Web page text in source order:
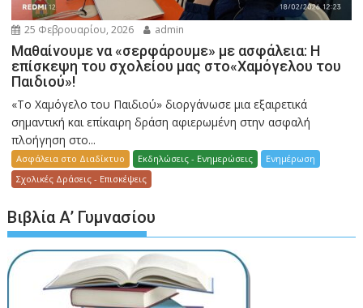
25 Φεβρουαρίου, 2026 admin
Μαθαίνουμε να «σερφάρουμε» με ασφάλεια: Η
επίσκεψη του σχολείου μας στο«Χαμόγελου του
Παιδιού»!
«Το Χαμόγελο του Παιδιού» διοργάνωσε μια εξαιρετικά
σημαντική και επίκαιρη δράση αφιερωμένη στην ασφαλή
πλοήγηση στο...
Ασφάλεια στο Διαδίκτυο Εκδηλώσεις - Ενημερώσεις
Ενημέρωση
Σχολικές Δράσεις - Επισκέψεις
Βιβλία Α’ Γυμνασίου